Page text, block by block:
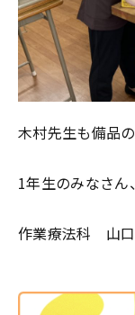
木村先生も備品
1年生のみなさ
作業療法科 山口